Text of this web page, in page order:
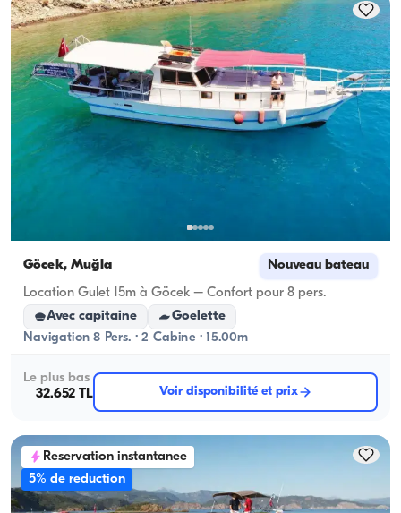
journée, la capacité de navigation s'applique.
Göcek, Muğla Nouveau bateau
Location Gulet 15m à Göcek – Confort pour 8 pers.
Avec capitaine
Goelette
Navigation 8 Pers. · 2 Cabine · 15.00m
Le plus bas
32.652 TL
Voir disponibilité et prix
Reservation instantanee
5% de reduction